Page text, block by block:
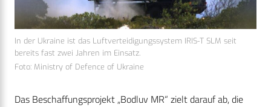
In der Ukraine ist das Luftverteidigungssystem IRIS-T SLM seit
bereits fast zwei Jahren im Einsatz.
Foto: Ministry of Defence of Ukraine
Das Beschaffungsprojekt „Bodluv MR“ zielt darauf ab, die